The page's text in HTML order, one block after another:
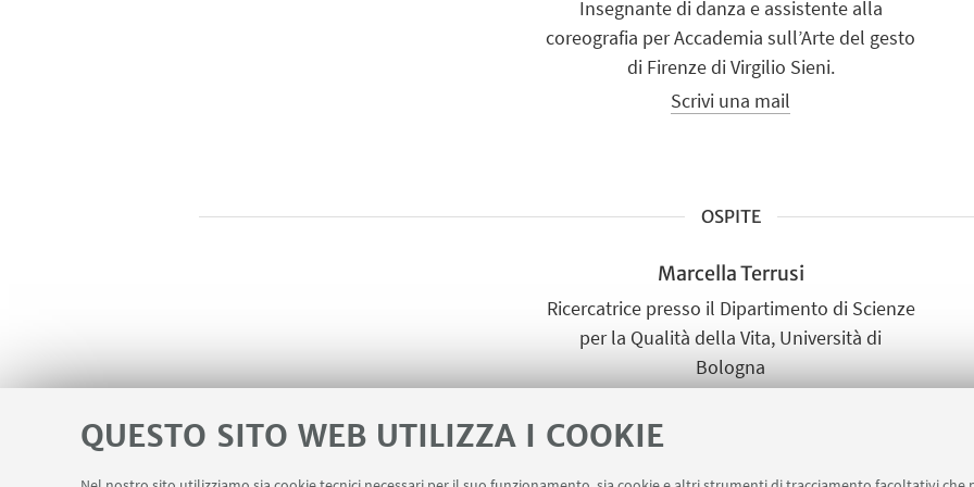
QUESTO SITO WEB UTILIZZA I COOKIE
Insegnante di danza e assistente alla
coreografia per Accademia sull’Arte del gesto
di Firenze di Virgilio Sieni.
Scrivi una mail
OSPITE
Marcella Terrusi
Ricercatrice presso il Dipartimento di Scienze
per la Qualità della Vita, Università di
Bologna